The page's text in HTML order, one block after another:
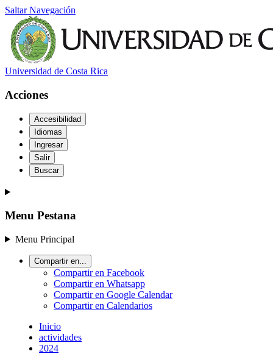
Saltar Navegación
Universidad de Costa Rica
Acciones
Accesibilidad
Idiomas
Ingresar
Salir
Buscar
Menu Pestana
Menu Principal
Compartir en...
Compartir en Facebook
Compartir en Whatsapp
Compartir en Google Calendar
Compartir en Calendarios
Inicio
actividades
2024